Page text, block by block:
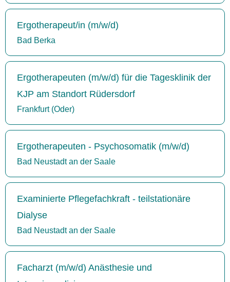
Ergotherapeut/in (m/w/d)
Bad Berka
Ergotherapeuten (m/w/d) für die Tagesklinik der
KJP am Standort Rüdersdorf
Frankfurt (Oder)
Ergotherapeuten - Psychosomatik (m/w/d)
Bad Neustadt an der Saale
Examinierte Pflegefachkraft - teilstationäre
Dialyse
Bad Neustadt an der Saale
Facharzt (m/w/d) Anästhesie und